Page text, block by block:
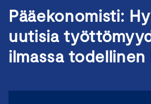
Pääekonomisti:
uutisia
ilmassa todellinen